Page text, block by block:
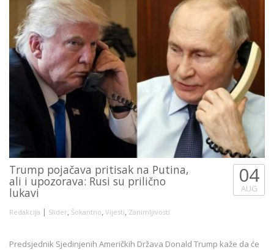
Trump pojačava pritisak na Putina,
ali i upozorava: Rusi su prilično
lukavi
Redakcija | Slider Šokantno Vijesti Zanimljivosti
04
AUG
Predsjednik Sjedinjenih Američkih Država Donald Trump kaže da će